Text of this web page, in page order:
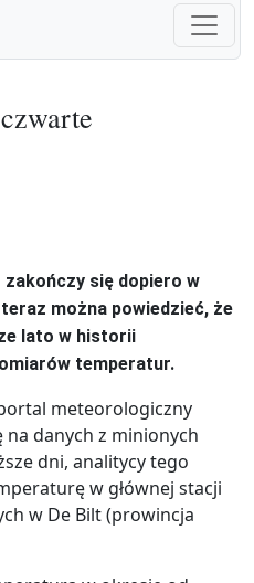
się dopiero w
można powiedzieć, że
lato w historii
temperatur.
meteorologiczny
na danych z minionych
dni, analitycy tego
w głównej stacji
w De Bilt (prowincja